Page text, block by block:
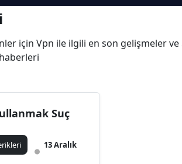
için Vpn ile ilgili en son gelişmeler
Suç
13 Aralık